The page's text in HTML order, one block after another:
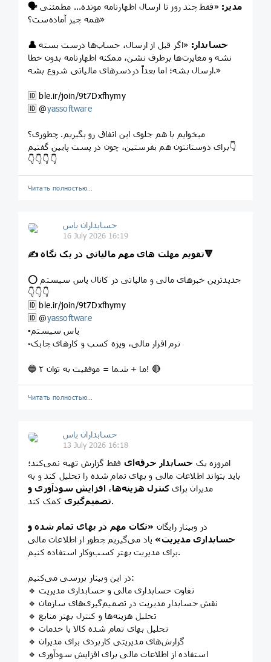
🗣️ مدیر: «فقط چند روز تا ارسال اظهارنامه مونده... مطمئنی
همه چیز آماده‌ست؟»
👤 حسابدار: «اگر قبل از ارسال، حساب‌ها درست بسته
نشه و مغایرت‌ها برطرف نشن، ممکنه اظهارنامه بدون خطا
ارسال بشه؛ اما بعداً دردسرهای مالیاتی شروع بشه.»
🆔️ ble.ir/join/9t7Dxfhymy
🆔️ @yassoftware
میخوایم با هم جلوی این اتفاق رو بگیریم. چطوری؟
برای دوستانتون هم بفرستین، چون در پست پایین گفتیم👇
👇👇👇👇
Читать полностью…
حسابداران یاس
16 July 2026 16:19
✍️ تقویم مهلت های مهم مالیاتی در یک نگاه🔻
⭕️ جدیدترین خبرهای مالی و مالیاتی در کانال یاس سیستم
👇👇👇
🆔 ble.ir/join/9t7Dxfhymy
🆔️ @yassoftware
▫️یاس سیستم
▫️نرم افزار مالی، ویژه کسب و کارهای چابک
🔵 ما + شما = موفقیت به توان ۲! 🔴
Читать полностью…
حسابداران یاس
13 July 2026 16:18
امروزه یک حسابدار حرفه‌ای فقط گزارش تهیه نمی‌کند؛
باید بتواند اطلاعات مالی و بهای تمام شده را تحلیل کند و به
مدیران برایکنترل هزینه‌ها، افزایش سودآوری و
تصمیم‌گیریکمک کند.
در وبینار رایگان «نکات مهم در بهای تمام شده و
حسابداری مدیریت»یاد می‌گیریم چطور از اطلاعات مالی
برای مدیریت بهتر کسب‌وکار استفاده کنیم.
در این وبینار بررسی می‌کنیم:
🔹 تفاوت حسابداری مالی و حسابداری مدیریت
🔹 نقش حسابدار مدیریت در تصمیم‌گیری‌های سازمان
🔹 تحلیل هزینه‌ها و کنترل بهتر منابع
🔹 تحلیل بهای تمام شده کالا یا خدمات
🔹 گزارش‌های مدیریتی کاربردی برای مدیران
🔹 استفاده از اطلاعات مالی برای افزایش سودآوری